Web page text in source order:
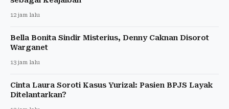
12 jam lalu
Bella Bonita Sindir Misterius, Denny Caknan Disorot
Warganet
13 jam lalu
Cinta Laura Soroti Kasus Yurizal: Pasien BPJS Layak
Ditelantarkan?